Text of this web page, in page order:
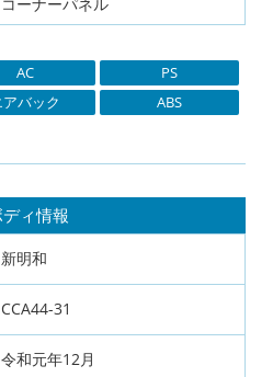
AC
PS
アバック
ABS
ディ情報
新明和
CCA44-31
令和元年12月